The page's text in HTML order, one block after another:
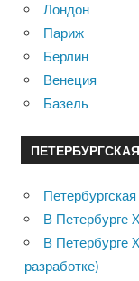
Лондон
Париж
Берлин
Венеция
Базель
В Петербурге
В Петербурге
разработке)